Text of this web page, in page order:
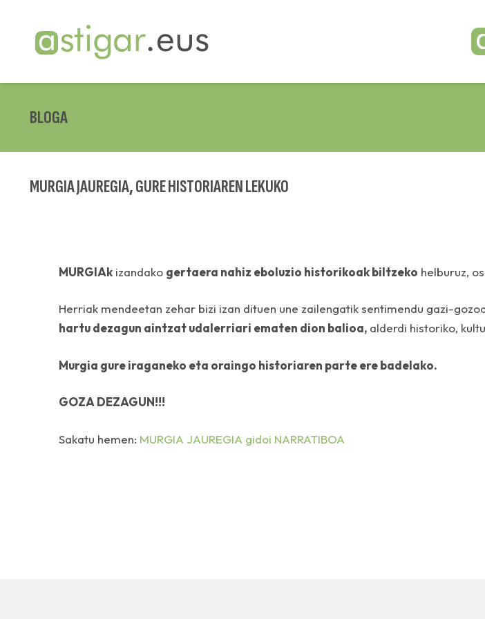
BLOGA
MURGIA JAUREGIA, GURE HISTORIAREN LEKUKO
MURGIAk izandako gertaera nahiz eboluzio historikoak biltzeko helburuz,
Herriak mendeetan zehar bizi izan dituen une zailengatik sentimendu gazi-
hartu dezagun aintzat udalerriari ematen dion balioa, alderdi historiko,
Murgia gure iraganeko eta oraingo historiaren parte ere badelako.
GOZA DEZAGUN!!!
Sakatu hemen: MURGIA JAUREGIA gidoi NARRATIBOA